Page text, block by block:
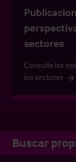
sectores
Consulte las
los sectores
Buscar